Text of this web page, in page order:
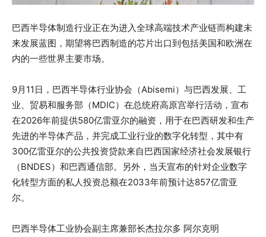
巴西半导体制造行业正在为进入全球高端技术产业链而构建未
来发展蓝图，期望将巴西制造的芯片出口到包括美国和欧洲在
内的一些世界主要市场。
9月11日，巴西半导体行业协会（Abisemi）与巴西发展、工
业、贸易和服务部（MDIC）在总统府高原宫举行活动，宣布
在2026年前提供580亿雷亚尔的融资，用于在巴西研发和生产
先进的半导体产品，并完成工业行业的数字化转型，其中有
300亿雷亚尔的公共投资贷款来自巴西国家经济社会发展银行
（BNDES）和巴西通信部。另外，当天宣布的针对企业数字
化转型方面的私人投资总额在2033年前预计达857亿雷亚
尔。
巴西半导体工业协会副主席兼部长杰拉尔多 阿尔克明